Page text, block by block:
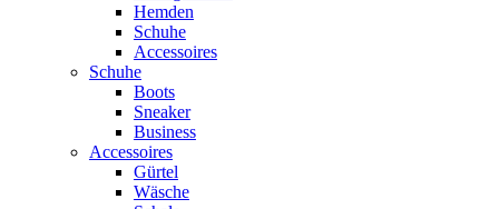
Hemden
Schuhe
Accessoires
Schuhe
Boots
Sneaker
Business
Accessoires
Gürtel
Wäsche